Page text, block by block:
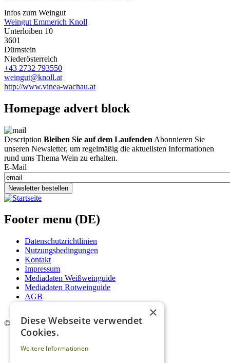
Infos zum Weingut
Weingut Emmerich Knoll
Unterloiben 10
3601
Dürnstein
Niederösterreich
+43 2732 793550
weingut@knoll.at
http://www.vinea-wachau.at
Homepage advert block
Description Bleiben Sie auf dem Laufenden Abonnieren Sie
unseren Newsletter, um regelmäßig die aktuellsten Informationen
rund ums Thema Wein zu erhalten.
E-Mail
Newsletter bestellen
Footer menu (DE)
Datenschutzrichtlinien
Nutzungsbedingungen
Kontakt
Impressum
Mediadaten Weißweinguide
Mediadaten Rotweinguide
AGB
© 2026. Alle Rechte vorbehalten.
×
Diese Webseite verwendet
Cookies.
Weitere Informationen